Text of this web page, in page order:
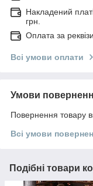
Накладений
грн.
Оплата за
Всі умови оплати
Умови
Повернення товару
Всі умови
Подібні товари